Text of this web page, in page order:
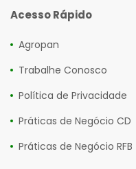
Acesso Rápido
Agropan
Trabalhe Conosco
Política de Privacidade
Práticas de Negócio CD
Práticas de Negócio RFB